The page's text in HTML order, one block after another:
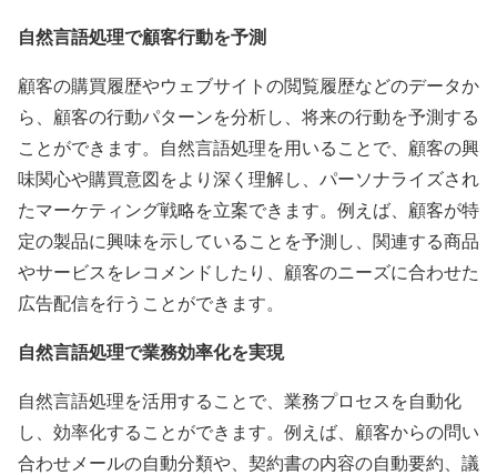
自然言語処理で顧客行動を予測
顧客の購買履歴やウェブサイトの閲覧履歴などのデータか
ら、顧客の行動パターンを分析し、将来の行動を予測する
ことができます。自然言語処理を用いることで、顧客の興
味関心や購買意図をより深く理解し、パーソナライズされ
たマーケティング戦略を立案できます。例えば、顧客が特
定の製品に興味を示していることを予測し、関連する商品
やサービスをレコメンドしたり、顧客のニーズに合わせた
広告配信を行うことができます。
自然言語処理で業務効率化を実現
自然言語処理を活用することで、業務プロセスを自動化
し、効率化することができます。例えば、顧客からの問い
合わせメールの自動分類や、契約書の内容の自動要約、議